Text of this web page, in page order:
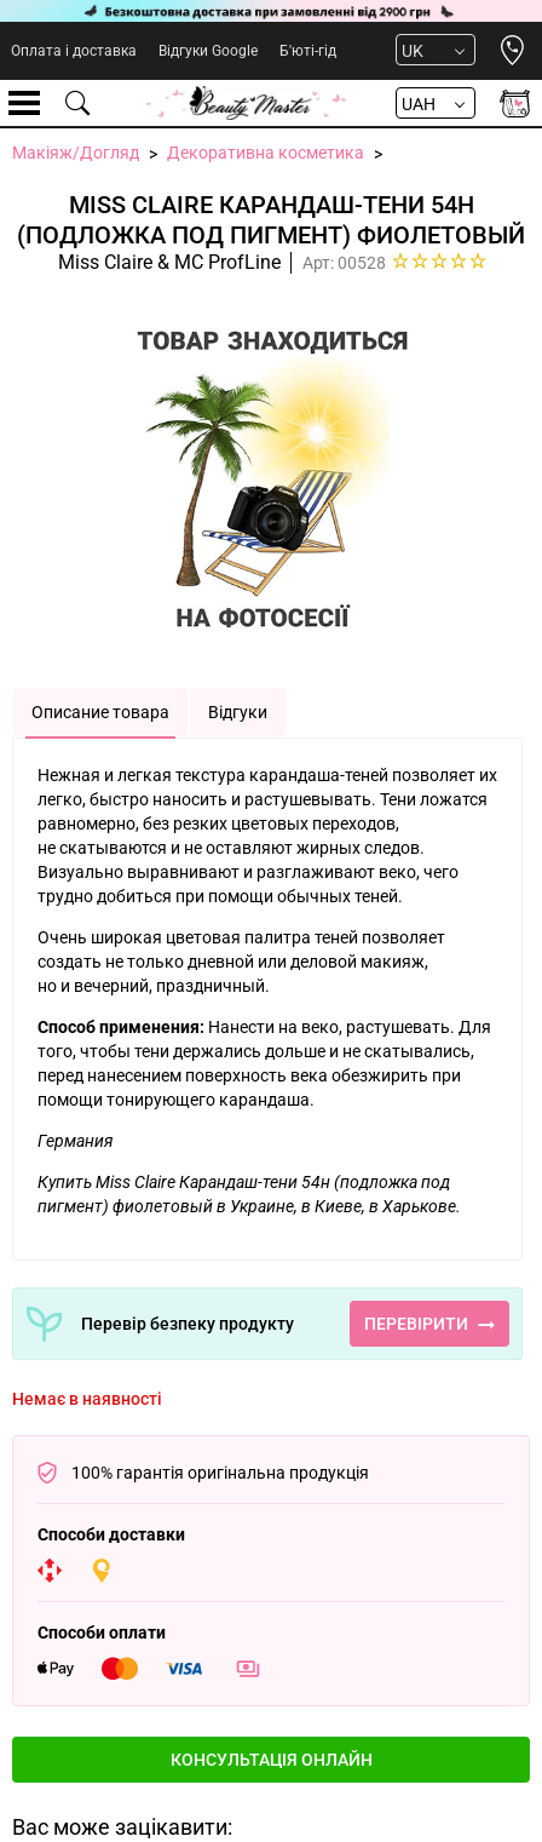
Оплата і доставка Відгуки Google Б'юті-гід UK
UAH
Макіяж/Догляд Декоративна косметика
MISS CLAIRE КАРАНДАШ-ТЕНИ 54Н
(ПОДЛОЖКА ПОД ПИГМЕНТ) ФИОЛЕТОВЫЙ
Miss Claire & MC ProfLine Арт: 00528
Описание товара Відгуки
Нежная и легкая текстура карандаша-теней позволяет их
легко, быстро наносить и растушевывать. Тени ложатся
равномерно, без резких цветовых переходов,
не скатываются и не оставляют жирных следов.
Визуально выравнивают и разглаживают веко, чего
трудно добиться при помощи обычных теней.
Очень широкая цветовая палитра теней позволяет
создать не только дневной или деловой макияж,
но и вечерний, праздничный.
Способ применения: Нанести на веко, растушевать. Для
того, чтобы тени держались дольше и не скатывались,
перед нанесением поверхность века обезжирить при
помощи тонирующего карандаша.
Германия
Купить Miss Claire Карандаш-тени 54н (подложка под
пигмент) фиолетовый в Украине, в Киеве, в Харькове.
Перевір безпеку продукту ПЕРЕВІРИТИ
Немає в наявності
100% гарантія оригінальна продукція
Способи доставки
Способи оплати
КОНСУЛЬТАЦІЯ ОНЛАЙН
Вас може зацікавити: